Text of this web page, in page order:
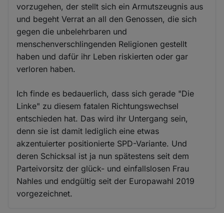
vorzugehen, der stellt sich ein Armutszeugnis aus
und begeht Verrat an all den Genossen, die sich
gegen die unbelehrbaren und
menschenverschlingenden Religionen gestellt
haben und dafür ihr Leben riskierten oder gar
verloren haben.
Ich finde es bedauerlich, dass sich gerade "Die
Linke" zu diesem fatalen Richtungswechsel
entschieden hat. Das wird ihr Untergang sein,
denn sie ist damit lediglich eine etwas
akzentuierter positionierte SPD-Variante. Und
deren Schicksal ist ja nun spätestens seit dem
Parteivorsitz der glück- und einfallslosen Frau
Nahles und endgültig seit der Europawahl 2019
vorgezeichnet.